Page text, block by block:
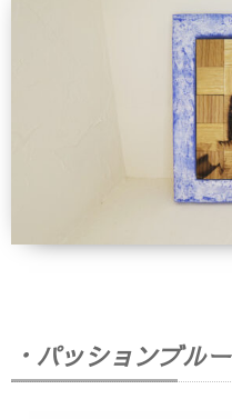
・パッションブルー